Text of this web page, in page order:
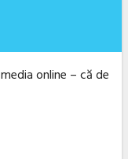
online – că de